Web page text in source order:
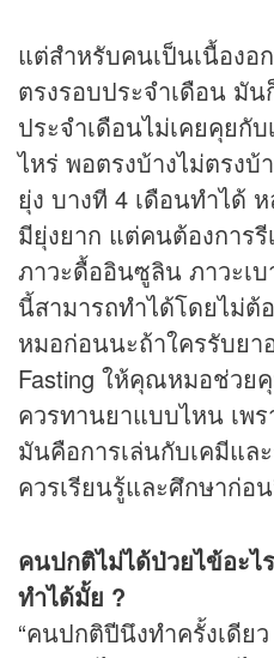
แต่สำหรับคนเป็นเนื้องอ
ตรงรอบประจำเดือน มัน
ประจำเดือนไม่เคยคุยกั
ไหร่ พอตรงบ้างไม่ตรงบ้
ยุ่ง บางที 4 เดือนทำได้
มียุ่งยาก แต่คนต้องการ
ภาวะดื้ออินซูลิน ภาวะเ
นี้สามารถทำได้โดยไม่
หมอก่อนนะถ้าใครรับยา
Fasting ให้คุณหมอช่วย
ควรทานยาแบบไหน เพร
มันคือการเล่นกับเคมีแล
ควรเรียนรู้และศึกษาก่อน
คนปกติไม่ได้ป่วยไข้อะไ
ทำได้มั้ย ?
“คนปกติปีนึงทำครั้งเดีย